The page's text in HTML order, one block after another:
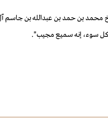
بن حمد بن عبدالله بن جاسم آل
سوء، إنه سميع مجيب".